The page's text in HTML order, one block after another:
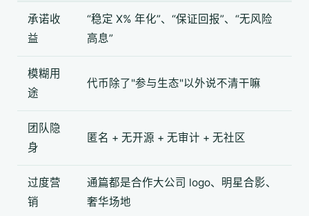
承诺收
益
“稳定 X% 年化”、“保证回报”、“无风险
高息”
模糊用
途
代币除了"参与生态"以外说不清干嘛
团队隐
身
匿名 + 无开源 + 无审计 + 无社区
过度营
销
通篇都是合作大公司 logo、明星合影、
奢华场地